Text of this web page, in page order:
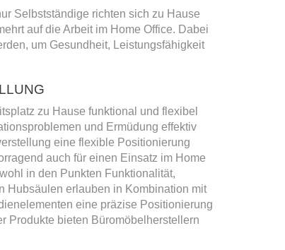
Selbstständige richten sich zu Hause
auf die Arbeit im Home Office. Dabei
um Gesundheit, Leistungsfähigkeit
zu Hause funktional und flexibel
und Ermüdung effektiv
eine flexible Positionierung
auch für einen Einsatz im Home
in den Punkten Funktionalität,
Hubsäulen erlauben in Kombination mit
eine präzise Positionierung
Produkte bieten Büromöbelherstellern